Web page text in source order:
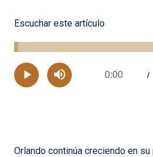
Escuchar este artículo
Play Mute Current
0:00 /
2.08%
Orlando continúa creciendo en